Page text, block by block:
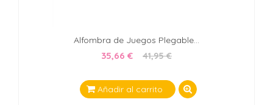
Alfombra de Juegos Plegable...
35,66 € 41,95 €
Añadir al carrito